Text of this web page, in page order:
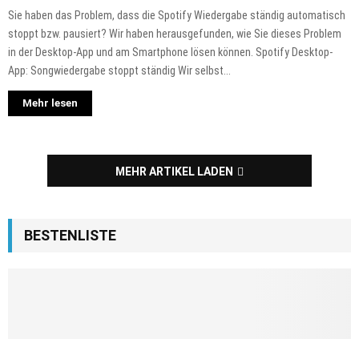
Sie haben das Problem, dass die Spotify Wiedergabe ständig automatisch
stoppt bzw. pausiert? Wir haben herausgefunden, wie Sie dieses Problem
in der Desktop-App und am Smartphone lösen können. Spotify Desktop-
App: Songwiedergabe stoppt ständig Wir selbst...
Mehr lesen
MEHR ARTIKEL LADEN
BESTENLISTE